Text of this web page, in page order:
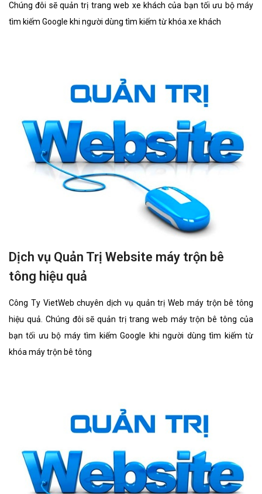
Chúng đôi sẽ quản trị trang web xe khách của bạn tối ưu bộ máy
tìm kiếm Google khi người dùng tìm kiếm từ khóa xe khách
Dịch vụ Quản Trị Website máy trộn bê
tông hiệu quả
Công Ty VietWeb chuyên dịch vụ quản trị Web máy trộn bê tông
hiệu quả. Chúng đôi sẽ quản trị trang web máy trộn bê tông của
bạn tối ưu bộ máy tìm kiếm Google khi người dùng tìm kiếm từ
khóa máy trộn bê tông